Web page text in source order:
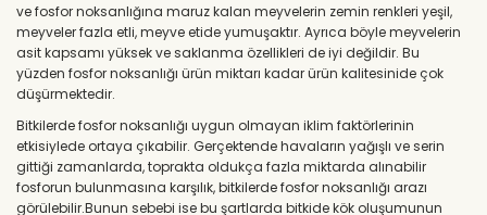
ve fosfor noksanlığına maruz kalan meyvelerin zemin renkleri yeşil,
meyveler fazla etli, meyve etide yumuşaktır. Ayrıca böyle meyvelerin
asit kapsamı yüksek ve saklanma özellikleri de iyi değildir. Bu
yüzden fosfor noksanlığı ürün miktarı kadar ürün kalitesinide çok
düşürmektedir.
Bitkilerde fosfor noksanlığı uygun olmayan iklim faktörlerinin
etkisiylede ortaya çıkabilir. Gerçektende havaların yağışlı ve serin
gittiği zamanlarda, toprakta oldukça fazla miktarda alınabilir
fosforun bulunmasına karşılık, bitkilerde fosfor noksanlığı arazı
görülebilir.Bunun sebebi ise bu şartlarda bitkide kök oluşumunun